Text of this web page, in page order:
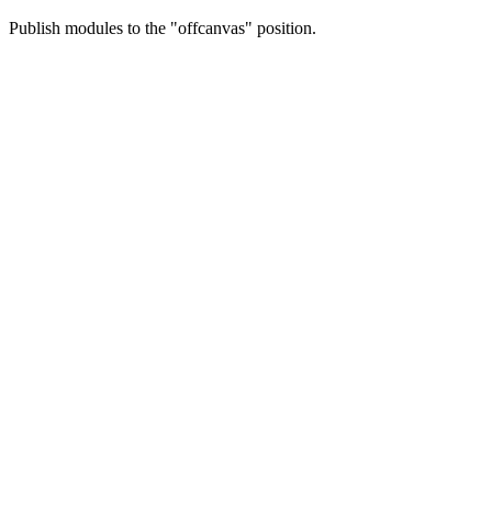
Publish modules to the "offcanvas" position.